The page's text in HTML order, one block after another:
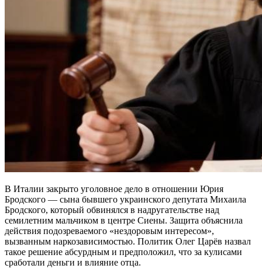
В Италии закрыто уголовное дело в отношении Юрия
Бродского — сына бывшего украинского депутата Михаила
Бродского, который обвинялся в надругательстве над
семилетним мальчиком в центре Сиены. Защита объяснила
действия подозреваемого «нездоровым интересом»,
вызванным наркозависимостью. Политик Олег Царёв назвал
такое решение абсурдным и предположил, что за кулисами
сработали деньги и влияние отца.